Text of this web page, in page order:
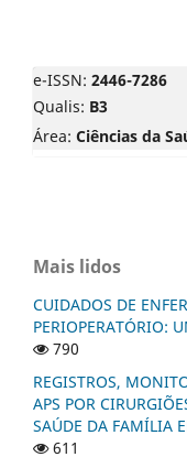
e-ISSN: 2446-7286
Qualis: B3
Área: Ciências da
Mais lidos
CUIDADOS DE
PERIOPERATÓRIO:
790
REGISTROS,
APS POR
SAÚDE DA FAMÍLIA
611